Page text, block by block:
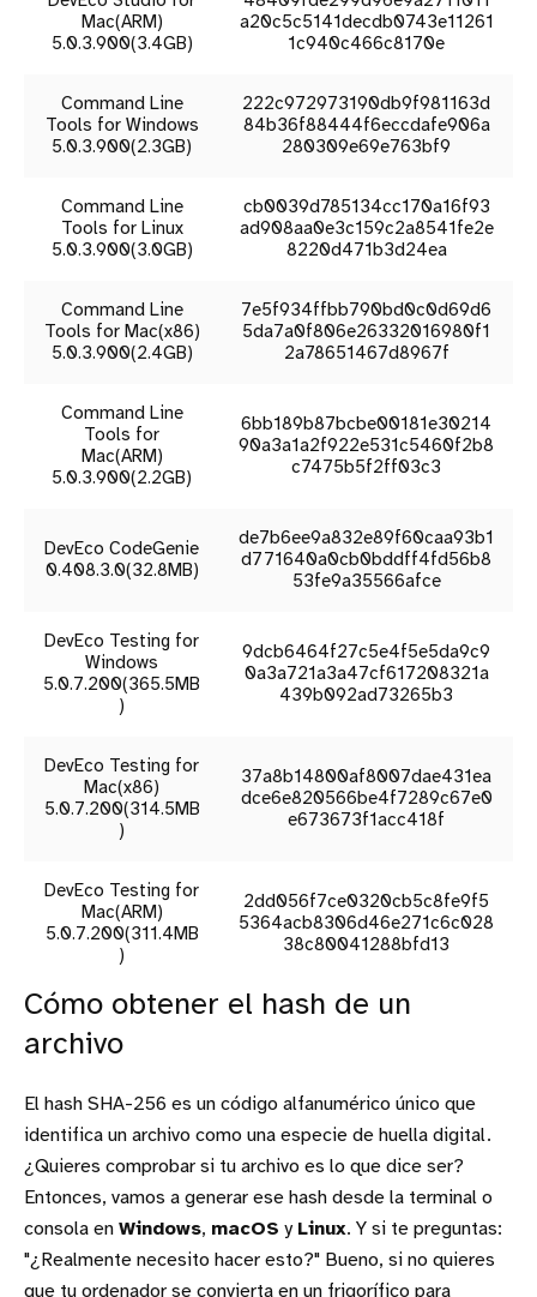
Mac(ARM)
5.0.3.900(3.4GB)
a20c5c5141decdb0743e11261
1c940c466c8170e
Command Line
Tools for Windows
5.0.3.900(2.3GB)
222c972973190db9f981163d
84b36f88444f6eccdafe906a
280309e69e763bf9
Command Line
Tools for Linux
5.0.3.900(3.0GB)
cb0039d785134cc170a16f93
ad908aa0e3c159c2a8541fe2e
8220d471b3d24ea
Command Line
Tools for Mac(x86)
5.0.3.900(2.4GB)
7e5f934ffbb790bd0c0d69d6
5da7a0f806e26332016980f1
2a78651467d8967f
Command Line
Tools for
Mac(ARM)
5.0.3.900(2.2GB)
6bb189b87bcbe00181e30214
90a3a1a2f922e531c5460f2b8
c7475b5f2ff03c3
DevEco CodeGenie
0.408.3.0(32.8MB)
de7b6ee9a832e89f60caa93b1
d771640a0cb0bddff4fd56b8
53fe9a35566afce
DevEco Testing for
Windows
5.0.7.200(365.5MB
)
9dcb6464f27c5e4f5e5da9c9
0a3a721a3a47cf617208321a
439b092ad73265b3
DevEco Testing for
Mac(x86)
5.0.7.200(314.5MB
)
37a8b14800af8007dae431ea
dce6e820566be4f7289c67e0
e673673f1acc418f
DevEco Testing for
Mac(ARM)
5.0.7.200(311.4MB
)
2dd056f7ce0320cb5c8fe9f5
5364acb8306d46e271c6c028
38c80041288bfd13
Cómo obtener el hash de un
archivo
El hash SHA-256 es un código alfanumérico único que
identifica un archivo como una especie de huella digital.
¿Quieres comprobar si tu archivo es lo que dice ser?
Entonces, vamos a generar ese hash desde la terminal o
consola en Windows, macOS y Linux. Y si te preguntas:
"¿Realmente necesito hacer esto?" Bueno, si no quieres
que tu ordenador se convierta en un frigorífico para